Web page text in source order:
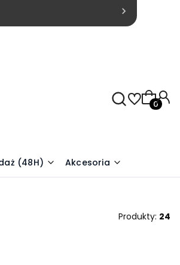
(48H) Akcesoria
Produkty: 24